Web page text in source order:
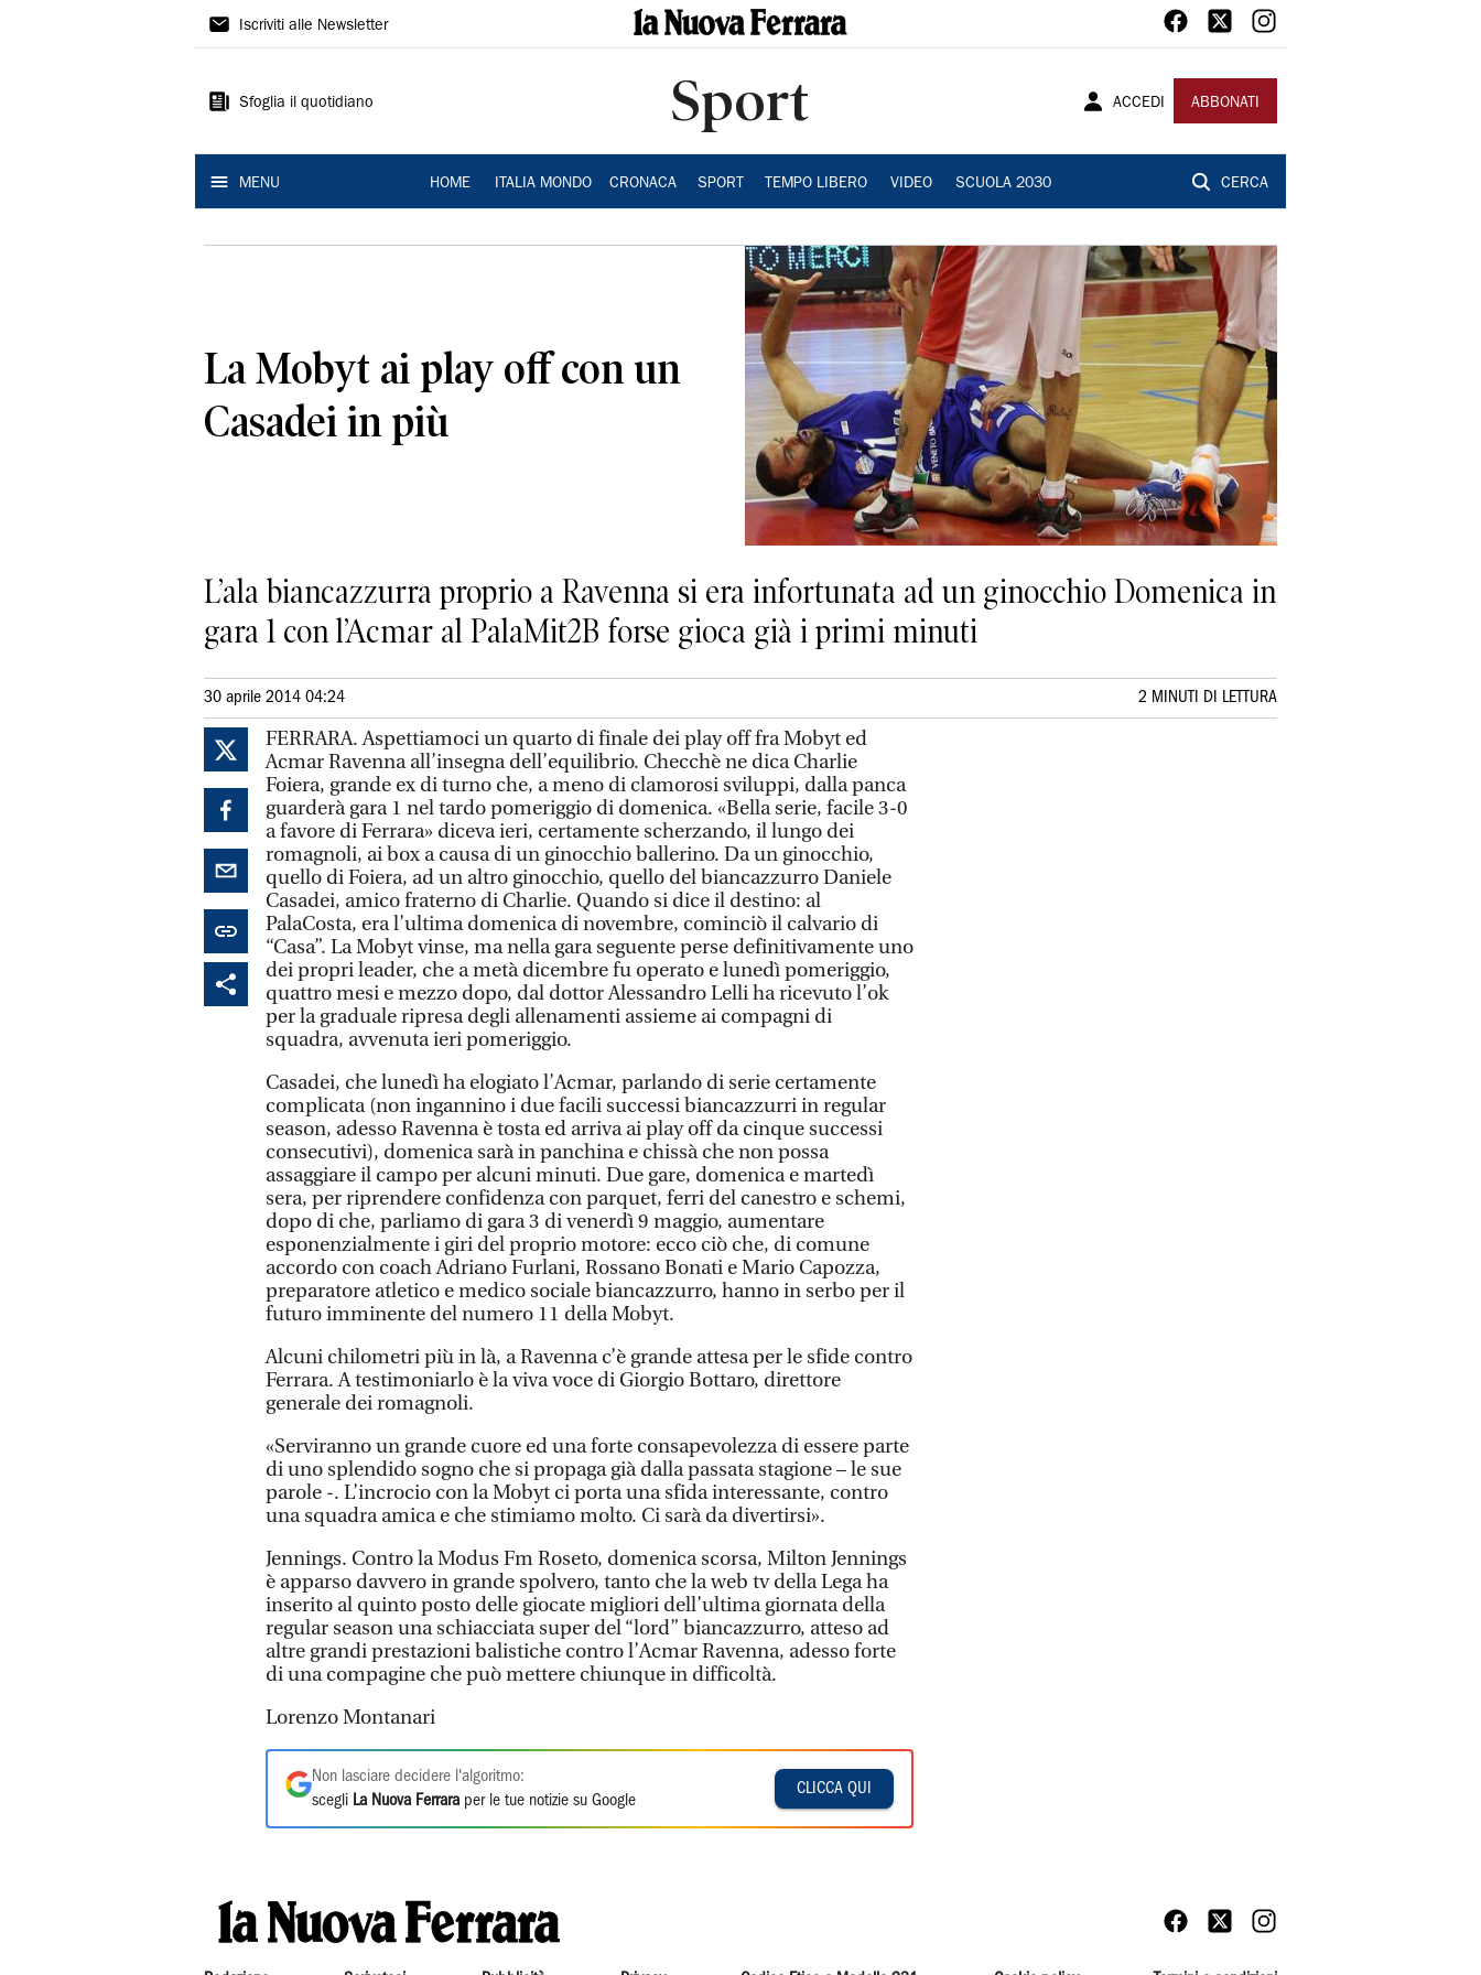
La
Ferrara
Iscriviti alle Newsletter
Sfoglia il quotidiano Sport ACCEDI ABBONATI
MENU HOME ITALIA MONDO CRONACA SPORT TEMPO LIBERO VIDEO SCUOLA 2030 CERCA
La Mobyt ai play off con un
Casadei in più
L’ala biancazzurra proprio a Ravenna si era infortunata ad un ginocchio Domenica in
gara 1 con l’Acmar al PalaMit2B forse gioca già i primi minuti
30 aprile 2014 04:24 2 MINUTI DI LETTURA
FERRARA. Aspettiamoci un quarto di finale dei play off fra Mobyt ed
Acmar Ravenna all’insegna dell’equilibrio. Checchè ne dica Charlie
Foiera, grande ex di turno che, a meno di clamorosi sviluppi, dalla panca
guarderà gara 1 nel tardo pomeriggio di domenica. «Bella serie, facile 3-0
a favore di Ferrara» diceva ieri, certamente scherzando, il lungo dei
romagnoli, ai box a causa di un ginocchio ballerino. Da un ginocchio,
quello di Foiera, ad un altro ginocchio, quello del biancazzurro Daniele
Casadei, amico fraterno di Charlie. Quando si dice il destino: al
PalaCosta, era l’ultima domenica di novembre, cominciò il calvario di
“Casa”. La Mobyt vinse, ma nella gara seguente perse definitivamente uno
dei propri leader, che a metà dicembre fu operato e lunedì pomeriggio,
quattro mesi e mezzo dopo, dal dottor Alessandro Lelli ha ricevuto l’ok
per la graduale ripresa degli allenamenti assieme ai compagni di
squadra, avvenuta ieri pomeriggio.
Casadei, che lunedì ha elogiato l’Acmar, parlando di serie certamente
complicata (non ingannino i due facili successi biancazzurri in regular
season, adesso Ravenna è tosta ed arriva ai play off da cinque successi
consecutivi), domenica sarà in panchina e chissà che non possa
assaggiare il campo per alcuni minuti. Due gare, domenica e martedì
sera, per riprendere confidenza con parquet, ferri del canestro e schemi,
dopo di che, parliamo di gara 3 di venerdì 9 maggio, aumentare
esponenzialmente i giri del proprio motore: ecco ciò che, di comune
accordo con coach Adriano Furlani, Rossano Bonati e Mario Capozza,
preparatore atletico e medico sociale biancazzurro, hanno in serbo per il
futuro imminente del numero 11 della Mobyt.
Alcuni chilometri più in là, a Ravenna c’è grande attesa per le sfide contro
Ferrara. A testimoniarlo è la viva voce di Giorgio Bottaro, direttore
generale dei romagnoli.
«Serviranno un grande cuore ed una forte consapevolezza di essere parte
di uno splendido sogno che si propaga già dalla passata stagione – le sue
parole -. L’incrocio con la Mobyt ci porta una sfida interessante, contro
una squadra amica e che stimiamo molto. Ci sarà da divertirsi».
Jennings. Contro la Modus Fm Roseto, domenica scorsa, Milton Jennings
è apparso davvero in grande spolvero, tanto che la web tv della Lega ha
inserito al quinto posto delle giocate migliori dell’ultima giornata della
regular season una schiacciata super del “lord” biancazzurro, atteso ad
altre grandi prestazioni balistiche contro l’Acmar Ravenna, adesso forte
di una compagine che può mettere chiunque in difficoltà.
Lorenzo Montanari
Non lasciare decidere l'algoritmo:
scegli La Nuova Ferrara per le tue notizie su Google
CLICCA QUI